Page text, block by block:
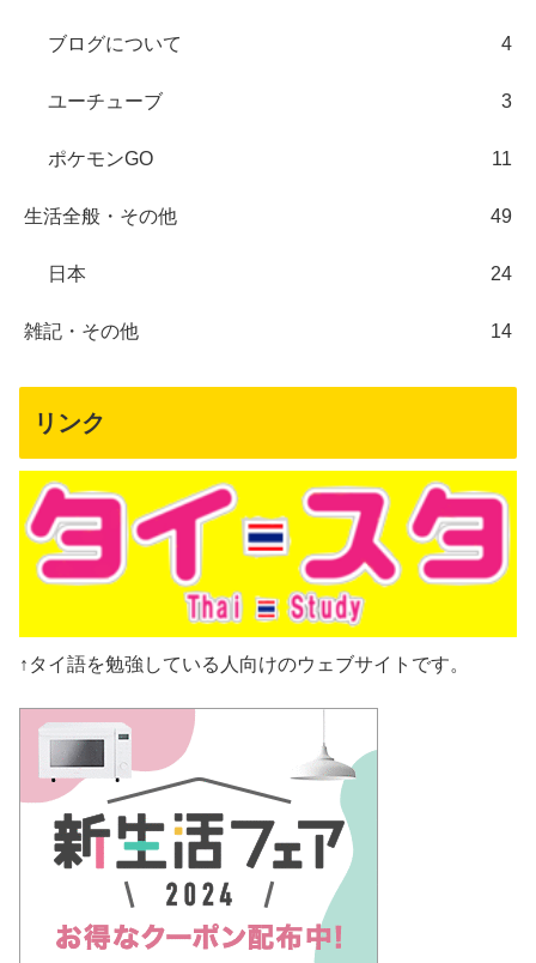
ブログについて 4
ユーチューブ 3
ポケモンGO 11
生活全般・その他 49
日本 24
雑記・その他 14
リンク
↑タイ語を勉強している人向けのウェブサイトです。